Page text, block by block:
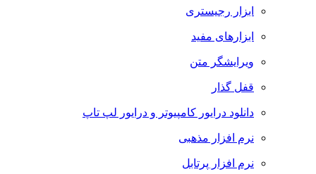
ابزار رجیستری
ابزارهای مفید
ویرایشگر متن
قفل گذار
دانلود درایور کامپیوتر و درایور لپ تاپ
نرم افزار مذهبی
نرم افزار پرتابل